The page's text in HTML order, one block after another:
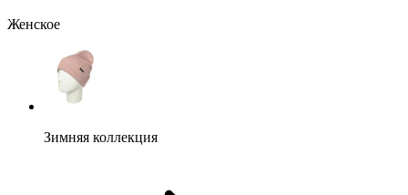
Женское
Зимняя коллекция